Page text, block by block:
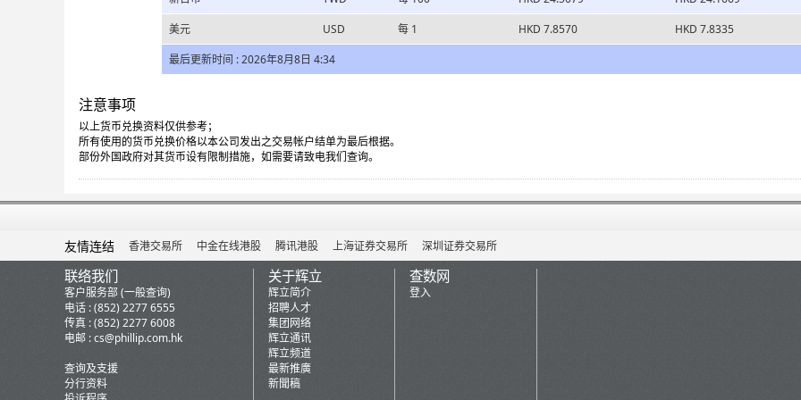
美元
USD 每 1 HKD 7.8570
HKD 7.8335
最后更新时间 : 2026年8月8日 4:34
注意事项
以上货币兑换资料仅供参考；
所有使用的货币兑换价格以本公司发出之交易帐户结单为最后根据。
部份外国政府对其货币设有限制措施，如需要请致电我们查询。
友情连结 香港交易所 中金在线港股 腾讯港股 上海证券交易所 深圳证券交易所
联络我们
客户服务部 (一般查询)
电话 : (852) 2277 6555
传真 : (852) 2277 6008
电邮 :cs@phillip.com.hk
查询及支援
分行资料
关于辉立
辉立简介
招聘人才
集团网络
辉立通讯
辉立频道
最新推廣
新聞稿
查数网
登入